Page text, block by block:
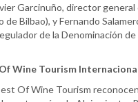
Garcinuño, director general
de Bilbao), y Fernando
de la Denominación
Wine Tourism
Of Wine Tourism